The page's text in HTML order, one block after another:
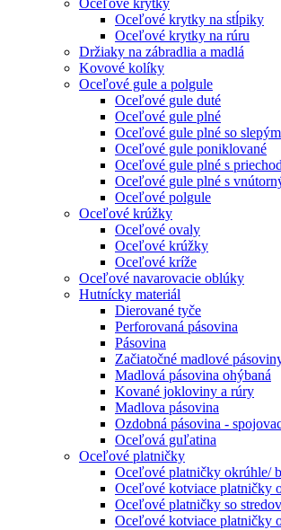
Oceľové krytky na stĺpiky
Oceľové krytky na rúru
Držiaky na zábradlia a madlá
Kovové kolíky
Oceľové gule a polgule
Oceľové gule duté
Oceľové gule plné
Oceľové gule plné so
Oceľové gule poniklované
Oceľové gule plné s
Oceľové gule plné s
Oceľové polgule
Oceľové krúžky
Oceľové ovaly
Oceľové krúžky
Oceľové kríže
Oceľové navarovacie oblúky
Hutnícky materiál
Dierované tyče
Perforovaná pásovina
Pásovina
Začiatočné madlové
Madlová pásovina ohýbaná
Kované jokloviny a rúry
Madlova pásovina
Ozdobná pásovina -
Oceľová guľatina
Oceľové platničky
Oceľové platničky okrúhle/
Oceľové kotviace platničky
Oceľové platničky so
Oceľové kotviace platničky